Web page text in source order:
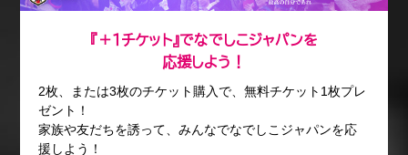
『＋１チケット』でなでしこジャパンを
応援しよう！
2枚、または3枚のチケット購入で、無料チケット1枚プレ
ゼント！
家族や友だちを誘って、みんなでなでしこジャパンを応
援しよう！